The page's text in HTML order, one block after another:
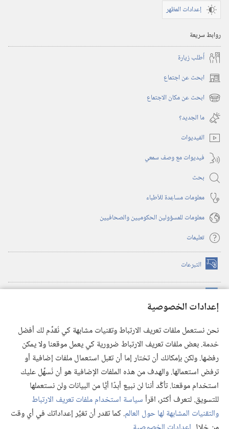
إعدادات الخصوصية
نحن نستعمل ملفات تعريف الارتباط وتقنيات مشابهة كي نُقدِّم لك أفضل
خدمة. بعض ملفات تعريف الارتباط ضرورية كي يعمل موقعنا ولا يمكن
رفضها. ولكن بإمكانك أن تختار إما أن تقبل استعمال ملفات إضافية أو
ترفض استعمالها. والهدف من هذه الملفات الإضافية هو أن نُسهِّل عليك
استخدام موقعنا. تأكَّد أننا لن نبيع أبدًا أيًّا من البيانات ولن نستعملها
للتسويق. لتعرف أكثر، اقرأسياسة استخدام ملفات تعريف الارتباط
والتقنيات المشابهة لها حول العالم. كما تقدر أن تغيِّر إعداداتك في أي وقت
إعدادات المظهر
روابط سريعة
أُطلب زيارة
ابحث عن اجتماع (يفتح
نافذة ابحث عن مكان الاجتماع (يفتح
نافذة
جديدة)
ما الجديد؟‏
الفيديوات
فيديوات مع وصف سمعي
بحث
معلومات مساعِدة للأطباء
معلومات للمسؤولين الحكوميين والصحافيين
تعليمات
التبرعات (يفتح
نافذة
(يفتح
نافذة
(يفتح
نافذة
جديدة) تطبيق ®
JW Library
مكتبة برج المراقبة
© 2026 .Watch Tower Bible and Tract Society of Pennsylvania